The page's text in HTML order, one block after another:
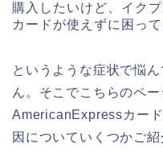
購入したいけど、イク
カードが使えずに困って
というような症状で悩
ん。そこでこちらのペ
AmericanExpressカー
因についていくつかご